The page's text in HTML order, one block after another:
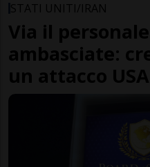
STATI UNITI/IRAN
Via il
ambasciate:
un attacco USA